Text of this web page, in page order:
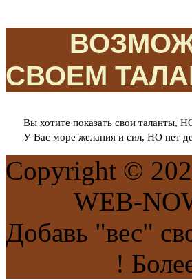
СВОЕМ
Вы хотите показать свои таланты,
У Вас море желания и сил, НО нет
Copyright ©
WEB-
Добавь "вес"
!